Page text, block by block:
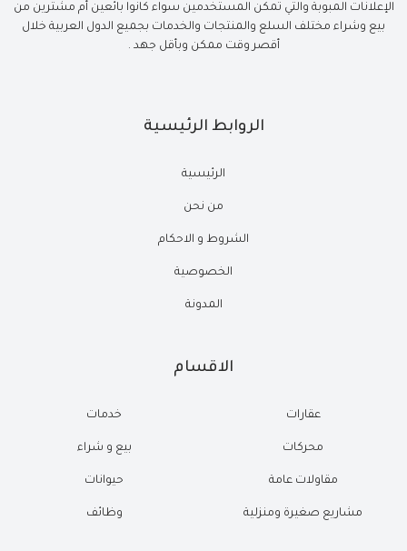
الإعلانات المبوبة والتي تمكن المستخدمين سواء كانوا بائعين أم مشترين من
بيع وشراء مختلف السلع والمنتجات والخدمات بجميع الدول العربية خلال
أقصر وقت ممكن وبأقل جهد .
الروابط الرئيسية
الرئيسية
من نحن
الشروط و الاحكام
الخصوصية
المدونة
الاقسام
عقارات
محركات
مقاولات عامة
مشاريع صغيرة ومنزلية
خدمات
بيع و شراء
حيوانات
وظائف